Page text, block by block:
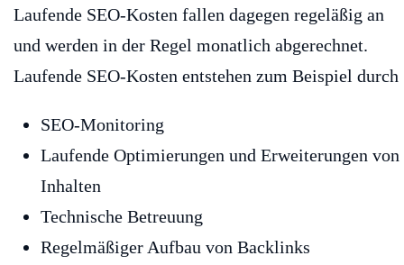
Laufende SEO-Kosten fallen dagegen regeläßig an
und werden in der Regel monatlich abgerechnet.
Laufende SEO-Kosten entstehen zum Beispiel durch
SEO-Monitoring
Laufende Optimierungen und Erweiterungen von
Inhalten
Technische Betreuung
Regelmäßiger Aufbau von Backlinks